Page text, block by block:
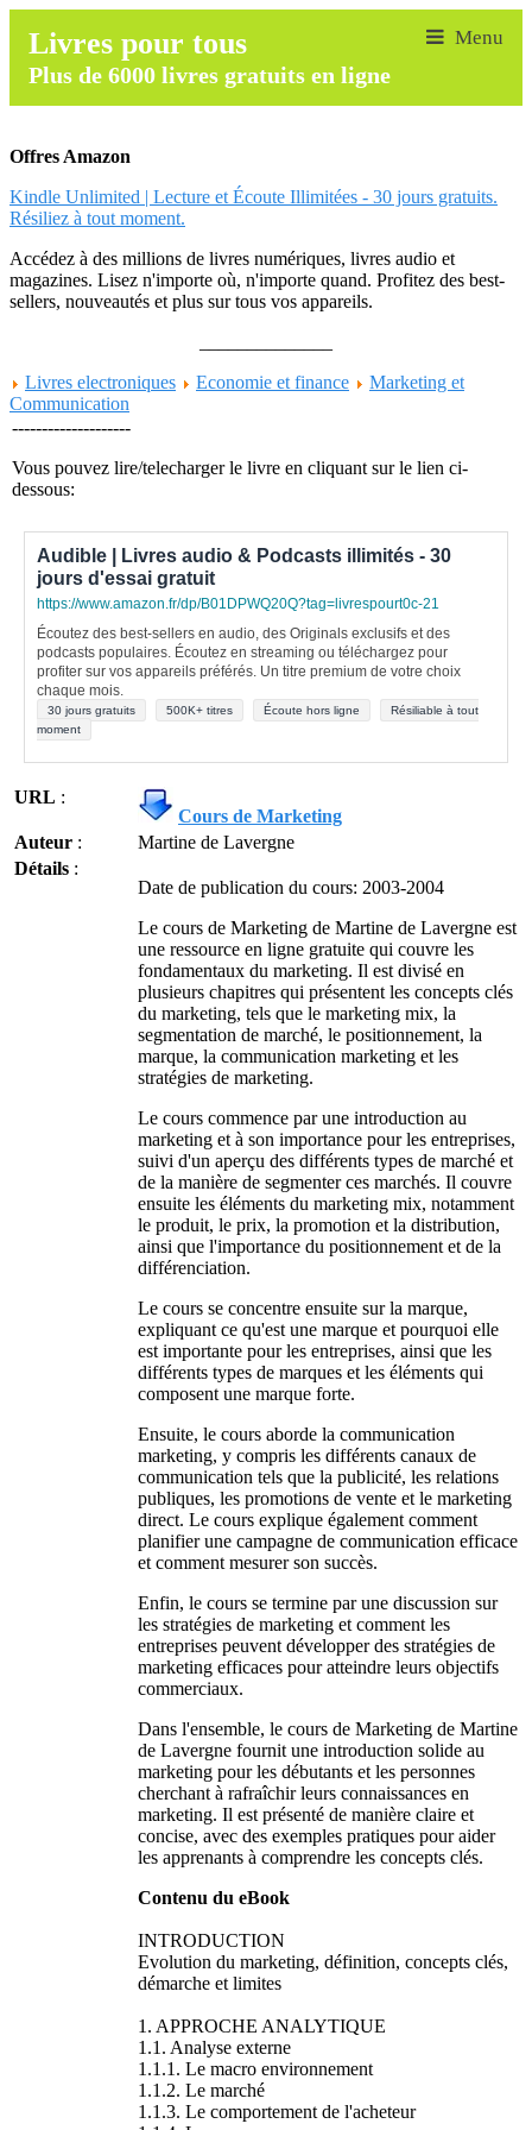
Livres pour tous
Plus de 6000 livres gratuits en ligne
Offres Amazon
Kindle Unlimited | Lecture et Écoute Illimitées - 30 jours gratuits.
Résiliez à tout moment.
Accédez à des millions de livres numériques, livres audio et
magazines. Lisez n'importe où, n'importe quand. Profitez des best-
sellers, nouveautés et plus sur tous vos appareils.
Livres electroniques
Economie et finance
Marketing et
Communication
--------------------
Vous pouvez lire/telecharger le livre en cliquant sur le lien ci-
dessous:
Audible | Livres audio & Podcasts illimités - 30
jours d'essai gratuit
https://www.amazon.fr/dp/B01DPWQ20Q?tag=livrespourt0c-21
Écoutez des best-sellers en audio, des Originals exclusifs et des
podcasts populaires. Écoutez en streaming ou téléchargez pour
profiter sur vos appareils préférés. Un titre premium de votre choix
chaque mois.
30 jours gratuits 500K+ titres Écoute hors ligne
Résiliable à tout
moment
URL :
Cours de Marketing
Auteur :
Martine de Lavergne
Détails :
Date de publication du cours: 2003-2004
Le cours de Marketing de Martine de Lavergne est
une ressource en ligne gratuite qui couvre les
fondamentaux du marketing. Il est divisé en
plusieurs chapitres qui présentent les concepts clés
du marketing, tels que le marketing mix, la
segmentation de marché, le positionnement, la
marque, la communication marketing et les
stratégies de marketing.
Le cours commence par une introduction au
marketing et à son importance pour les entreprises,
suivi d'un aperçu des différents types de marché et
de la manière de segmenter ces marchés. Il couvre
ensuite les éléments du marketing mix, notamment
le produit, le prix, la promotion et la distribution,
ainsi que l'importance du positionnement et de la
différenciation.
Le cours se concentre ensuite sur la marque,
expliquant ce qu'est une marque et pourquoi elle
est importante pour les entreprises, ainsi que les
différents types de marques et les éléments qui
composent une marque forte.
Ensuite, le cours aborde la communication
marketing, y compris les différents canaux de
communication tels que la publicité, les relations
publiques, les promotions de vente et le marketing
direct. Le cours explique également comment
planifier une campagne de communication efficace
et comment mesurer son succès.
Enfin, le cours se termine par une discussion sur
les stratégies de marketing et comment les
entreprises peuvent développer des stratégies de
marketing efficaces pour atteindre leurs objectifs
commerciaux.
Dans l'ensemble, le cours de Marketing de Martine
de Lavergne fournit une introduction solide au
marketing pour les débutants et les personnes
cherchant à rafraîchir leurs connaissances en
marketing. Il est présenté de manière claire et
concise, avec des exemples pratiques pour aider
les apprenants à comprendre les concepts clés.
Contenu du eBook
INTRODUCTION
Evolution du marketing, définition, concepts clés,
démarche et limites
1. APPROCHE ANALYTIQUE
1.1. Analyse externe
1.1.1. Le macro environnement
1.1.2. Le marché
1.1.3. Le comportement de l'acheteur